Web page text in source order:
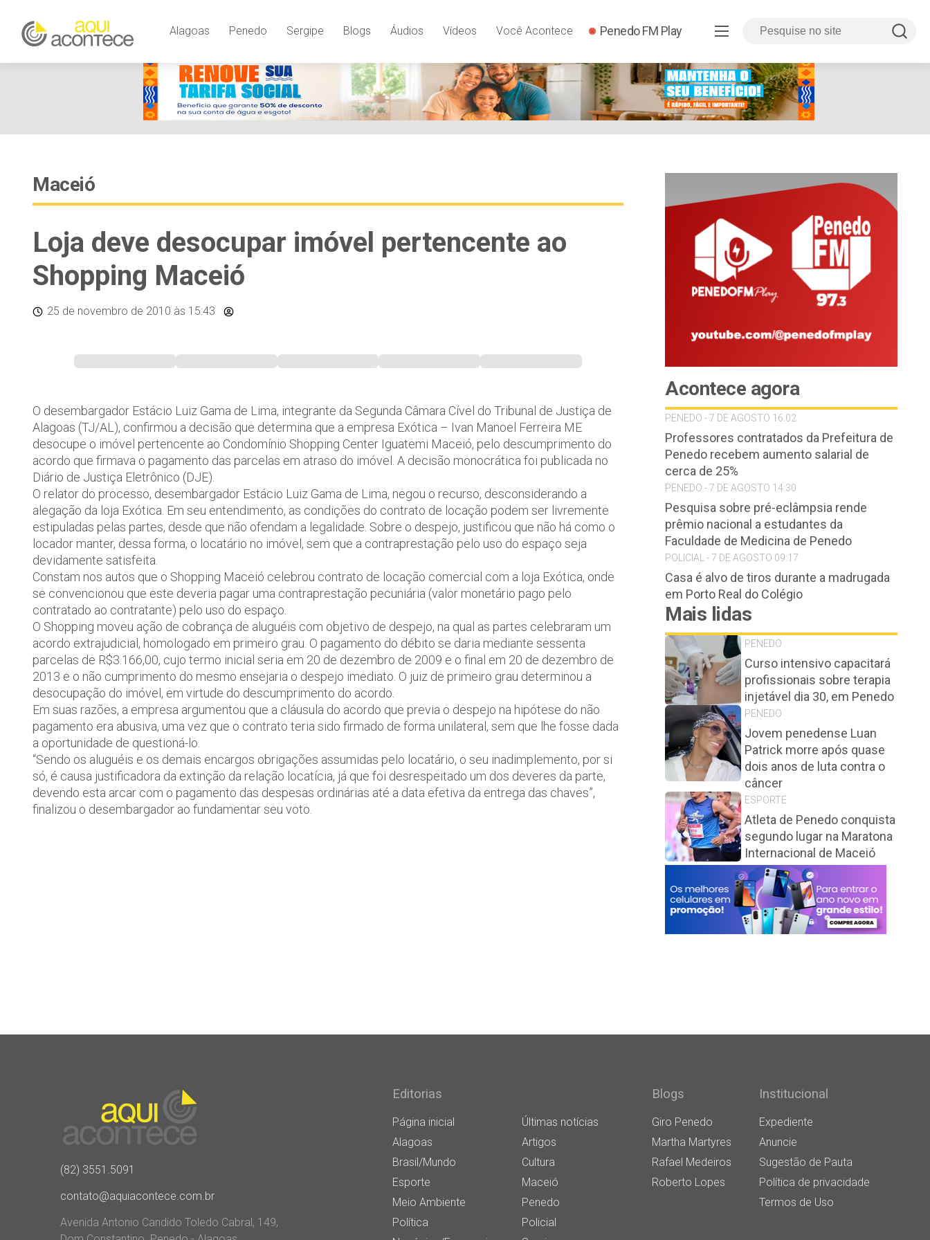
Alagoas Penedo Sergipe Blogs Áudios Vídeos Você Acontece Penedo FM Play
Maceió
Loja deve desocupar imóvel pertencente ao
Shopping Maceió
25 de novembro de 2010 às 15:43
O desembargador Estácio Luiz Gama de Lima, integrante da Segunda Câmara Cível do Tribunal de Justiça de
Alagoas (TJ/AL), confirmou a decisão que determina que a empresa Exótica – Ivan Manoel Ferreira ME
desocupe o imóvel pertencente ao Condomínio Shopping Center Iguatemi Maceió, pelo descumprimento do
acordo que firmava o pagamento das parcelas em atraso do imóvel. A decisão monocrática foi publicada no
Diário de Justiça Eletrônico (DJE).
O relator do processo, desembargador Estácio Luiz Gama de Lima, negou o recurso, desconsiderando a
alegação da loja Exótica. Em seu entendimento, as condições do contrato de locação podem ser livremente
estipuladas pelas partes, desde que não ofendam a legalidade. Sobre o despejo, justificou que não há como o
locador manter, dessa forma, o locatário no imóvel, sem que a contraprestação pelo uso do espaço seja
devidamente satisfeita.
Constam nos autos que o Shopping Maceió celebrou contrato de locação comercial com a loja Exótica, onde
se convencionou que este deveria pagar uma contraprestação pecuniária (valor monetário pago pelo
contratado ao contratante) pelo uso do espaço.
O Shopping moveu ação de cobrança de aluguéis com objetivo de despejo, na qual as partes celebraram um
acordo extrajudicial, homologado em primeiro grau. O pagamento do débito se daria mediante sessenta
parcelas de R$3.166,00, cujo termo inicial seria em 20 de dezembro de 2009 e o final em 20 de dezembro de
2013 e o não cumprimento do mesmo ensejaria o despejo imediato. O juiz de primeiro grau determinou a
desocupação do imóvel, em virtude do descumprimento do acordo.
Em suas razões, a empresa argumentou que a cláusula do acordo que previa o despejo na hipótese do não
pagamento era abusiva, uma vez que o contrato teria sido firmado de forma unilateral, sem que lhe fosse dada
a oportunidade de questioná-lo.
“Sendo os aluguéis e os demais encargos obrigações assumidas pelo locatário, o seu inadimplemento, por si
só, é causa justificadora da extinção da relação locatícia, já que foi desrespeitado um dos deveres da parte,
devendo esta arcar com o pagamento das despesas ordinárias até a data efetiva da entrega das chaves”,
finalizou o desembargador ao fundamentar seu voto.
Acontece agora
PENEDO - 7 DE AGOSTO 16:02
Professores contratados da Prefeitura de
Penedo recebem aumento salarial de
cerca de 25%
PENEDO - 7 DE AGOSTO 14:30
Pesquisa sobre pré-eclâmpsia rende
prêmio nacional a estudantes da
Faculdade de Medicina de Penedo
POLICIAL - 7 DE AGOSTO 09:17
Casa é alvo de tiros durante a madrugada
em Porto Real do Colégio
Mais lidas
PENEDO
Curso intensivo capacitará
profissionais sobre terapia
injetável dia 30, em Penedo
PENEDO
Jovem penedense Luan
Patrick morre após quase
dois anos de luta contra o
câncer
ESPORTE
Atleta de Penedo conquista
segundo lugar na Maratona
Internacional de Maceió
(82) 3551.5091
contato@aquiacontece.com.br
Avenida Antonio Candido Toledo Cabral, 149,
Editorias
Página inicial
Últimas notícias
Alagoas
Artigos
Brasil/Mundo
Cultura
Esporte
Maceió
Meio Ambiente
Penedo
Política
Policial
Blogs
Giro Penedo
Martha Martyres
Rafael Medeiros
Roberto Lopes
Institucional
Expediente
Anuncie
Sugestão de Pauta
Política de privacidade
Termos de Uso